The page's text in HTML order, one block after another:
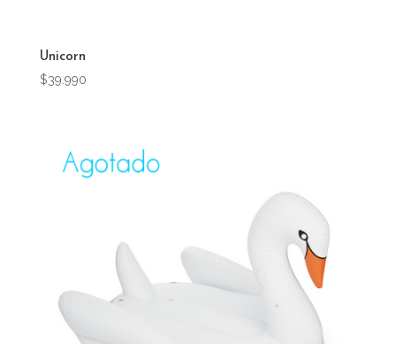
Unicorn
$39.990